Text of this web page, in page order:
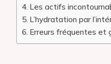
Les actifs
L’hydratation par
Erreurs fréquentes et